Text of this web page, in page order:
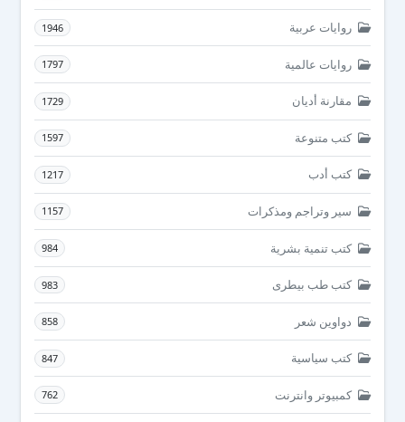
روايات عربية 1946
روايات عالمية 1797
مقارنة أديان 1729
كتب متنوعة 1597
كتب أدب 1217
سير وتراجم ومذكرات 1157
كتب تنمية بشرية 984
كتب طب بيطرى 983
دواوين شعر 858
كتب سياسية 847
كمبيوتر وانترنت 762